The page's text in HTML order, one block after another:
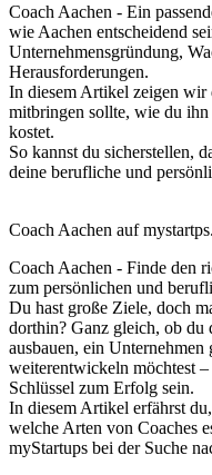
Coach Aachen - Ein
wie Aachen entscheidend
Unternehmensgründung,
Herausforderungen.
In diesem Artikel zeigen wir
mitbringen sollte, wie du ihn
kostet.
So kannst du sicherstellen,
deine berufliche und
Coach Aachen auf
Coach Aachen - Finde den
zum persönlichen und
Du hast große Ziele, doch
dorthin? Ganz gleich, ob du
ausbauen, ein
weiterentwickeln möchtest
Schlüssel zum Erfolg sein.
In diesem Artikel erfährst
welche Arten von Coaches
myStartups bei der Suche